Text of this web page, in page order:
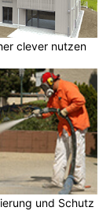
clever nutzen
und Schutz